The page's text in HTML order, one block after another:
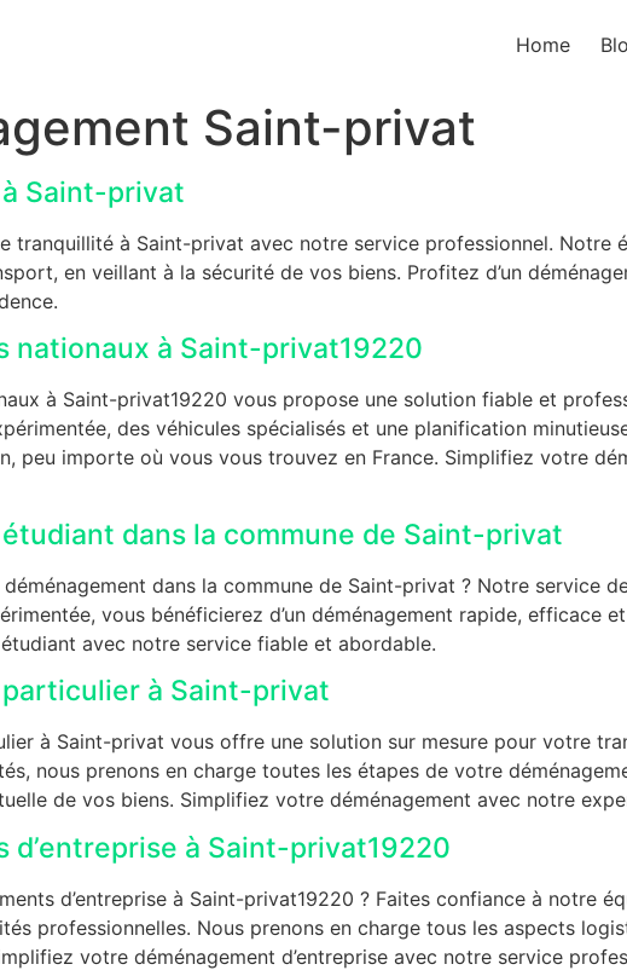
Home
Saint-privat
Saint-privat
tranquillité à Saint-privat avec notre service professionnel. Notre
en veillant à la sécurité de vos biens. Profitez d’un
nationaux à Saint-privat19220
à Saint-privat19220 vous propose une solution fiable et
des véhicules spécialisés et une planification
peu importe où vous vous trouvez en France. Simplifiez votre
dans la commune de Saint-privat
dans la commune de Saint-privat ? Notre service
vous bénéficierez d’un déménagement rapide, efficace
avec notre service fiable et abordable.
à Saint-privat
à Saint-privat vous offre une solution sur mesure pour votre
nous prenons en charge toutes les étapes de votre
de vos biens. Simplifiez votre déménagement avec notre
d’entreprise à Saint-privat19220
d’entreprise à Saint-privat19220 ? Faites confiance à notre
professionnelles. Nous prenons en charge tous les aspects
votre déménagement d’entreprise avec notre service